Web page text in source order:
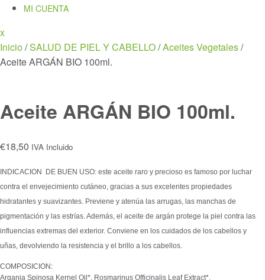
MI CUENTA
xClose
Menu
Inicio/SALUD DE PIEL Y CABELLO/Aceites Vegetales/
Aceite ARGÁN BIO 100ml.
Aceite ARGÁN BIO 100ml.
€18,50 IVA Incluido
INDICACION DE BUEN USO: este aceite raro y precioso es famoso por luchar
contra el envejecimiento cutáneo, gracias a sus excelentes propiedades
hidratantes y suavizantes. Previene y atenúa las arrugas, las manchas de
pigmentación y las estrías. Además, el aceite de argán protege la piel contra las
influencias extremas del exterior. Conviene en los cuidados de los cabellos y
uñas, devolviendo la resistencia y el brillo a los cabellos.
COMPOSICION:
Argania Spinosa Kernel Oil*, Rosmarinus Officinalis Leaf Extract*.